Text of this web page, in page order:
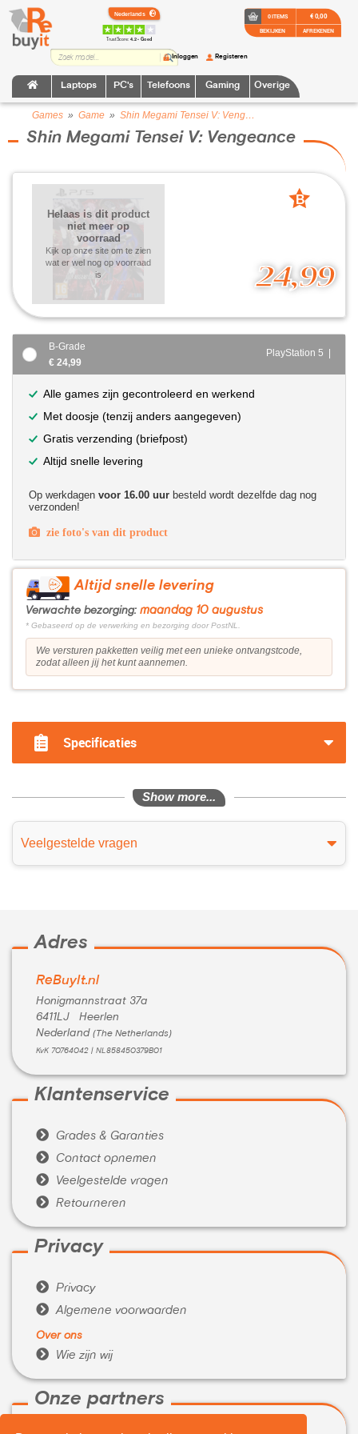
TrustScore:4.2 • Goed
Laptops PC's Telefoons Gaming Overige
Inloggen Registeren
0 ITEMS
BEKIJKEN
€ 0,00
AFREKENEN
Games » Game » Shin Megami Tensei V: Vengeance
Shin Megami Tensei V: Vengeance
24,99
Helaas is dit product
niet meer op
voorraad
Kijk op onze site om te zien
wat er wel nog op voorraad
is
B
B-Grade
€ 24,99
PlayStation 5 |
Alle games zijn gecontroleerd en werkend
Met doosje (tenzij anders aangegeven)
Gratis verzending (briefpost)
Altijd snelle levering
Op werkdagen voor 16.00 uur besteld wordt dezelfde dag nog
verzonden!
zie foto's van dit product
Altijd snelle levering
Verwachte bezorging: maandag 10 augustus
* Gebaseerd op de verwerking en bezorging door PostNL.
We versturen pakketten veilig met een unieke ontvangstcode,
zodat alleen jij het kunt aannemen.
Specificaties
Show more...
Veelgestelde vragen
Adres
ReBuyIt.nl
Honigmannstraat 37a
6411LJ Heerlen
Nederland (The Netherlands)
KvK 70764042 | NL858450379B01
Klantenservice
 Grades & Garanties
 Contact opnemen
 Veelgestelde vragen
 Retourneren
Privacy
 Privacy
 Algemene voorwaarden
Over ons
 Wie zijn wij
Onze partners